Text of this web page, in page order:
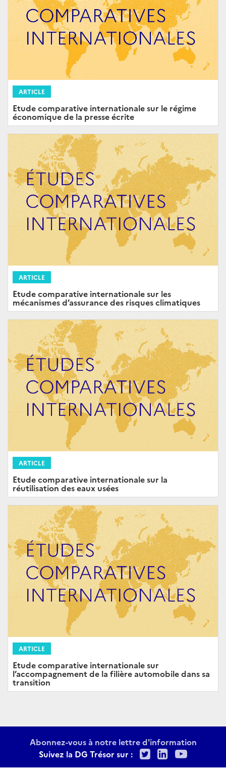
ARTICLE
Etude comparative internationale sur le régime
économique de la presse écrite
ARTICLE
Etude comparative internationale sur les
mécanismes d’assurance des risques climatiques
ARTICLE
Etude comparative internationale sur la
réutilisation des eaux usées
ARTICLE
Etude comparative internationale sur
l’accompagnement de la filière automobile dans sa
transition
Abonnez-vous à notre lettre d'information
Suivez la DG Trésor sur :
TwitterLinkedIn